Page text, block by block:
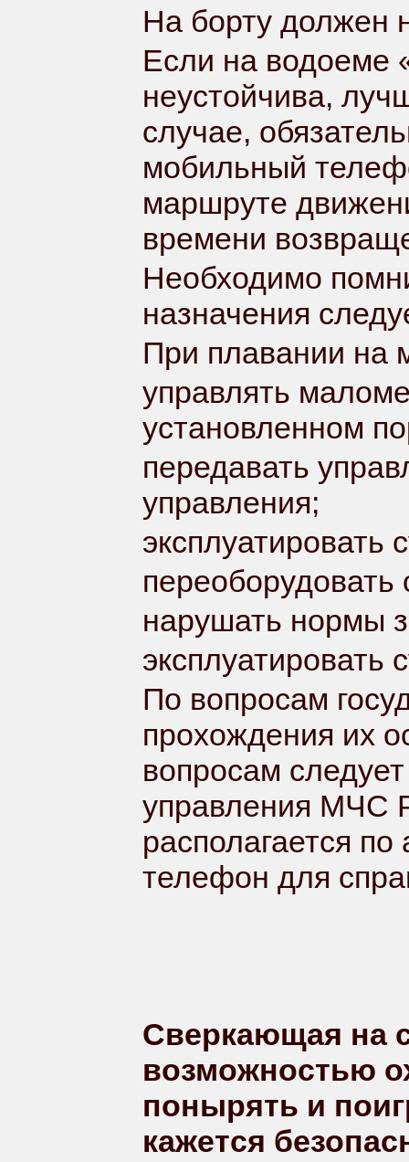
На борту должен
Если на водоеме
неустойчива,
случае,
мобильный
маршруте
времени
Необходимо
назначения
При плавании на
управлять
установленном
передавать
управления;
переоборудовать
нарушать нормы
эксплуатировать
По вопросам
прохождения их
вопросам
управления МЧС
располагается
телефон для
Сверкающая на
возможностью
понырять и
кажется